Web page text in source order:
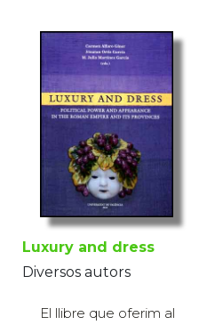
Luxury and dress
Diversos autors
El llibre que oferim al